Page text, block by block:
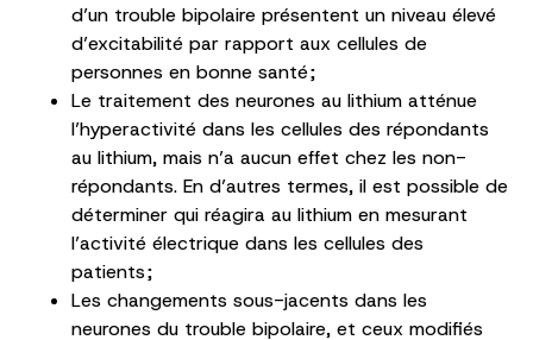
d’un trouble bipolaire présentent un niveau élevé
d’excitabilité par rapport aux cellules de
personnes en bonne santé ;
Le traitement des neurones au lithium atténue
l’hyperactivité dans les cellules des répondants
au lithium, mais n’a aucun effet chez les non-
répondants. En d’autres termes, il est possible de
déterminer qui réagira au lithium en mesurant
l’activité électrique dans les cellules des
patients ;
Les changements sous-jacents dans les
neurones du trouble bipolaire, et ceux modifiés